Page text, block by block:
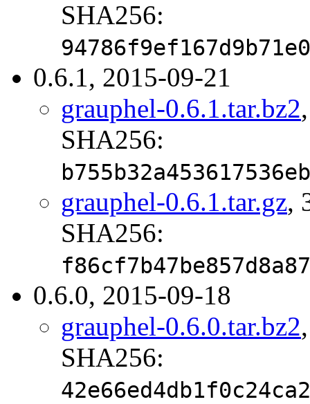
SHA256:
0.6.1, 2015-09-21
grauphel-0.6.1.tar.bz2
SHA256:
grauphel-0.6.1.tar.gz,
SHA256:
0.6.0, 2015-09-18
grauphel-0.6.0.tar.bz2
SHA256: